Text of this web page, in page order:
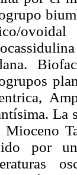
La
Mioceno
por